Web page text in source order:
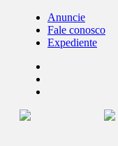
Anuncie
Fale conosco
Expediente